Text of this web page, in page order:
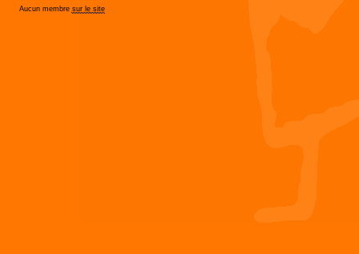
Aucun membre sur le site